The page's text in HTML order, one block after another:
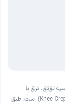
تق‌تق، ترق یا
خش‌خش می‌شنوند. نام پزشکی این پدیده کرپیتوس زانو (Knee Crepitus) است. طبق